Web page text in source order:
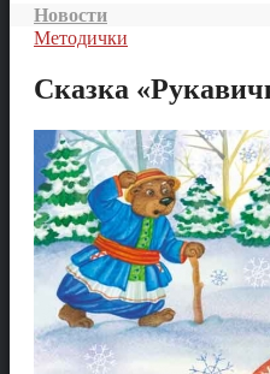
Новости
Методички
Сказка